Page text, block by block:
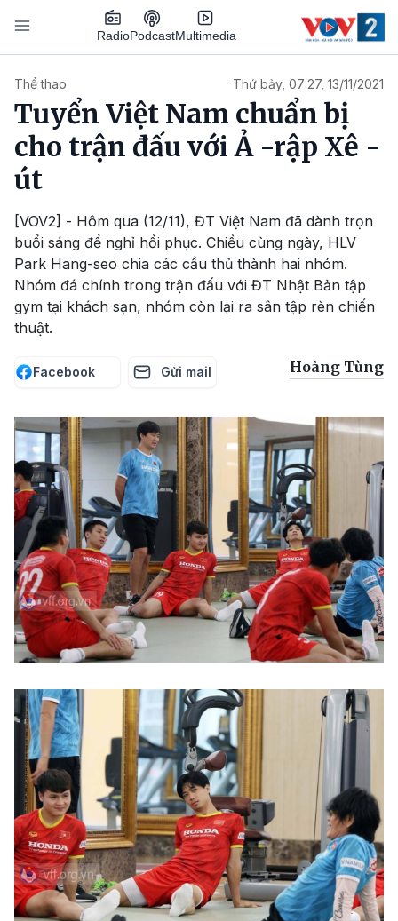
Nhảy đến nội dung
RadioPodcastMultimedia
Thể thao Thứ bảy, 07:27, 13/11/2021
Tuyển Việt Nam chuẩn bị
cho trận đấu với Ả -rập Xê -
út
[VOV2] - Hôm qua (12/11), ĐT Việt Nam đã dành trọn
buổi sáng để nghỉ hồi phục. Chiều cùng ngày, HLV
Park Hang-seo chia các cầu thủ thành hai nhóm.
Nhóm đá chính trong trận đấu với ĐT Nhật Bản tập
gym tại khách sạn, nhóm còn lại ra sân tập rèn chiến
thuật.
Facebook Gửi mail Hoàng Tùng